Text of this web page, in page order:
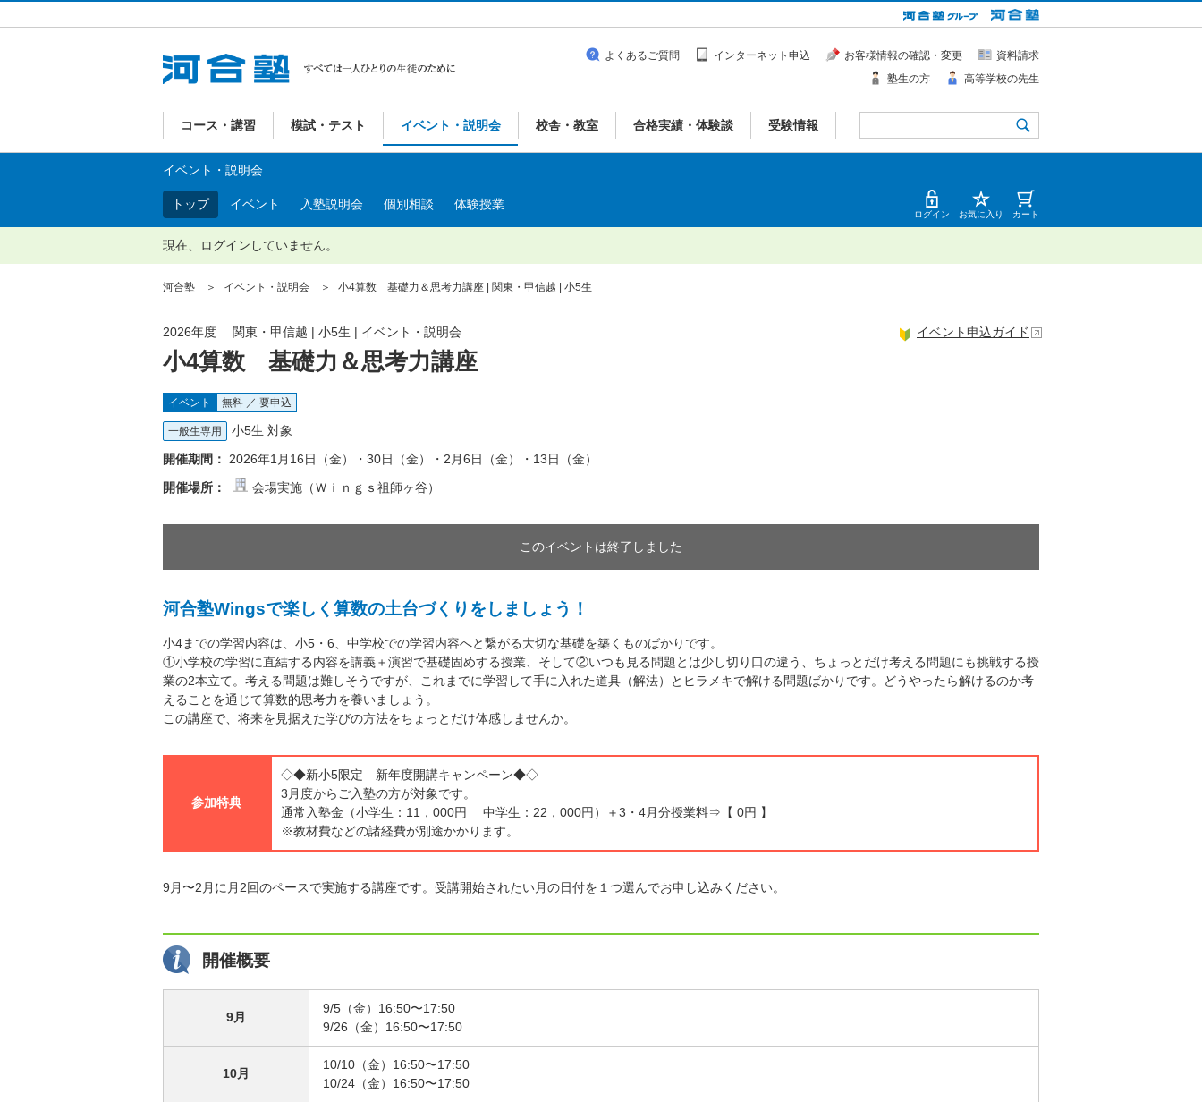
コース・講習 模試・テスト イベント・説明会 校舎・教室 合格実績・体験談 受験情報
よくあるご質問 インターネット申込 お客様情報の確認・変更
資料請求
塾生の方
高等学校の先生
イベント・説明会
トップ イベント 入塾説明会 個別相談 体験授業
ログイン お気に入り カート
現在、ログインしていません。
河合塾 イベント・説明会 小4算数 基礎力＆思考力講座 | 関東・甲信越 | 小5生
小4算数 基礎力＆思考力講座
2026年度 関東・甲信越 | 小5生 | イベント・説明会 イベント申込ガイド
イベント 無料 ／ 要申込
一般生専用
小5生 対象
開催期間：
2026年1月16日（金）・30日（金）・2月6日（金）・13日（金）
開催場所：
会場実施（Ｗｉｎｇｓ祖師ヶ谷）
このイベントは終了しました
河合塾Wingsで楽しく算数の土台づくりをしましょう！
小4までの学習内容は、小5・6、中学校での学習内容へと繋がる大切な基礎を築くものばかりです。
①小学校の学習に直結する内容を講義＋演習で基礎固めする授業、そして②いつも見る問題とは少し切り口の違う、ちょっとだけ考える問題にも挑戦する授
業の2本立て。考える問題は難しそうですが、これまでに学習して手に入れた道具（解法）とヒラメキで解ける問題ばかりです。どうやったら解けるのか考
えることを通じて算数的思考力を養いましょう。
この講座で、将来を見据えた学びの方法をちょっとだけ体感しませんか。
参加特典
◇◆新小5限定 新年度開講キャンペーン◆◇
3月度からご入塾の方が対象です。
通常入塾金（小学生：11，000円 中学生：22，000円）＋3・4月分授業料⇒【 0円 】
※教材費などの諸経費が別途かかります。
9月〜2月に月2回のペースで実施する講座です。受講開始されたい月の日付を１つ選んでお申し込みください。
開催概要
9月
9/5（金）16:50〜17:50
9/26（金）16:50〜17:50
10月
10/10（金）16:50〜17:50
10/24（金）16:50〜17:50